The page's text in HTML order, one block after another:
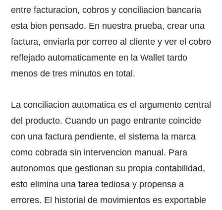
entre facturacion, cobros y conciliacion bancaria
esta bien pensado. En nuestra prueba, crear una
factura, enviarla por correo al cliente y ver el cobro
reflejado automaticamente en la Wallet tardo
menos de tres minutos en total.
La conciliacion automatica es el argumento central
del producto. Cuando un pago entrante coincide
con una factura pendiente, el sistema la marca
como cobrada sin intervencion manual. Para
autonomos que gestionan su propia contabilidad,
esto elimina una tarea tediosa y propensa a
errores. El historial de movimientos es exportable